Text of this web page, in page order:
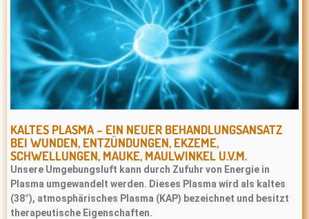
KALTES PLASMA – EIN NEUER BEHANDLUNGSANSATZ
BEI WUNDEN, ENTZÜNDUNGEN, EKZEME,
SCHWELLUNGEN, MAUKE, MAULWINKEL U.V.M.
Unsere Umgebungsluft kann durch Zufuhr von Energie in
Plasma umgewandelt werden. Dieses Plasma wird als kaltes
(38°), atmosphärisches Plasma (KAP) bezeichnet und besitzt
therapeutische Eigenschaften.